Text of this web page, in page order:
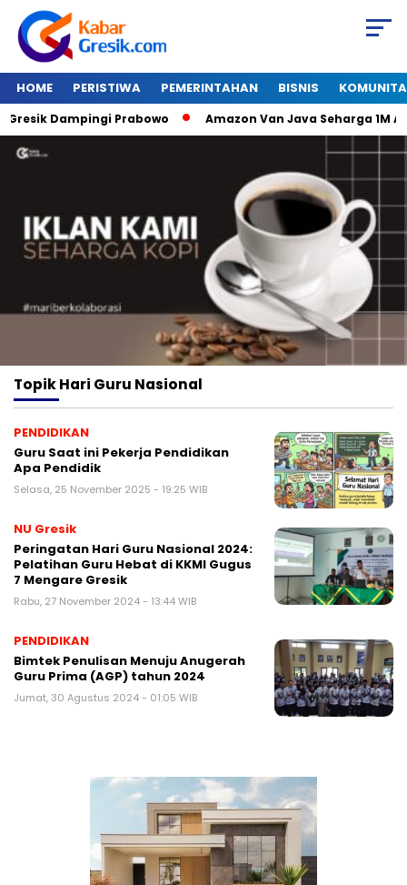
HOME PERISTIWA PEMERINTAHAN BISNIS
Dampingi Prabowo Amazon Van Java Seharga 1M
TopikHari Guru Nasional
PENDIDIKAN
Guru Saat ini Pekerja Pendidikan
Apa Pendidik
Selasa, 25 November 2025 - 19:25 WIB
NU Gresik
Peringatan Hari Guru Nasional 2024:
Pelatihan Guru Hebat di KKMI Gugus
7 Mengare Gresik
Rabu, 27 November 2024 - 13:44 WIB
PENDIDIKAN
Bimtek Penulisan Menuju Anugerah
Guru Prima (AGP) tahun 2024
Jumat, 30 Agustus 2024 - 01:05 WIB